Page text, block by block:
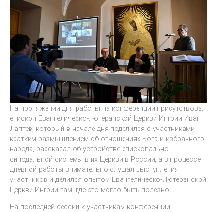
На протяжении дня работы на конференции присутствовал
епископ Евангелическо-лютеранской Церкви Ингрии Иван
Лаптев, который в начале дня поделился с участниками
кратким размышлением об отношениях Бога и избранного
народа, рассказал об устройстве епископально-
синодальной системы в их Церкви в России, а в процессе
дневной работы внимательно слушал выступления
участников и делился опытом Евангелическо-Лютеранской
Церкви Ингрии там, где это могло быть полезно.
На последней сессии к участникам конференции